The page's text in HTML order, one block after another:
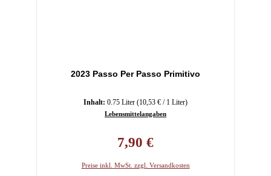
2023 Passo Per Passo Primitivo
Inhalt: 0.75 Liter (10,53 € / 1 Liter)
Lebensmittelangaben
7,90 €
Preise inkl. MwSt. zzgl. Versandkosten